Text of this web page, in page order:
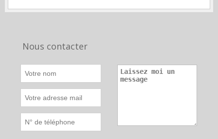
Nous contacter